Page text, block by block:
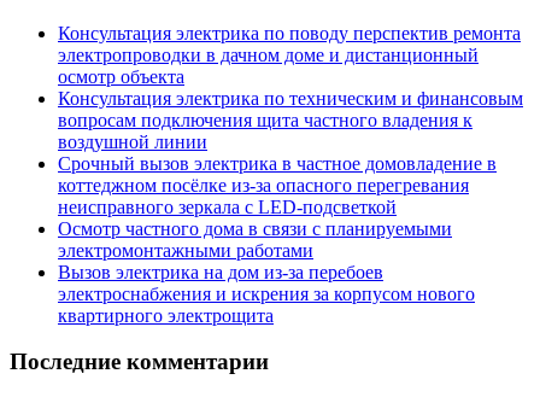
Консультация электрика по поводу перспектив ремонта
электропроводки в дачном доме и дистанционный
осмотр объекта
Консультация электрика по техническим и финансовым
вопросам подключения щита частного владения к
воздушной линии
Срочный вызов электрика в частное домовладение в
коттеджном посёлке из-за опасного перегревания
неисправного зеркала с LED-подсветкой
Осмотр частного дома в связи с планируемыми
электромонтажными работами
Вызов электрика на дом из-за перебоев
электроснабжения и искрения за корпусом нового
квартирного электрощита
Последние комментарии